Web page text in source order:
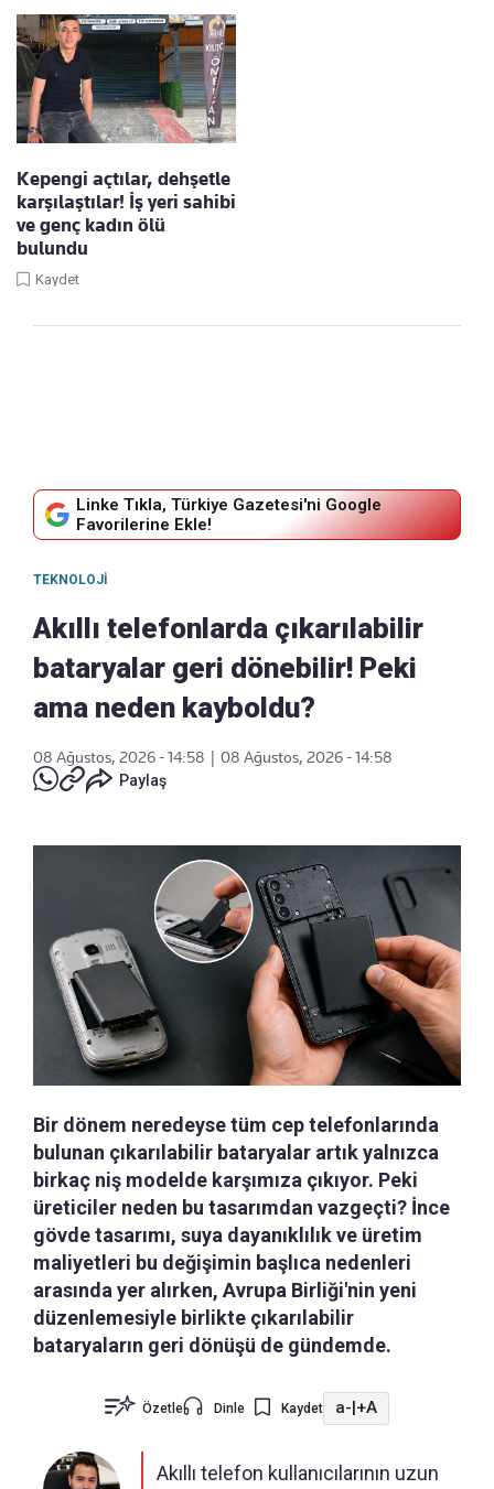
Kepengi açtılar, dehşetle
karşılaştılar! İş yeri sahibi
ve genç kadın ölü
bulundu
Kaydet
Linke Tıkla, Türkiye Gazetesi'ni Google
Favorilerine Ekle!
TEKNOLOJI
Akıllı telefonlarda çıkarılabilir
bataryalar geri dönebilir! Peki
ama neden kayboldu?
08 Ağustos, 2026 - 14:58
08 Ağustos, 2026 - 14:58
Paylaş
Bir dönem neredeyse tüm cep telefonlarında
bulunan çıkarılabilir bataryalar artık yalnızca
birkaç niş modelde karşımıza çıkıyor. Peki
üreticiler neden bu tasarımdan vazgeçti? İnce
gövde tasarımı, suya dayanıklılık ve üretim
maliyetleri bu değişimin başlıca nedenleri
arasında yer alırken, Avrupa Birliği'nin yeni
düzenlemesiyle birlikte çıkarılabilir
bataryaların geri dönüşü de gündemde.
Özetle Dinle Kaydet a- +A
Akıllı telefon kullanıcılarının uzun